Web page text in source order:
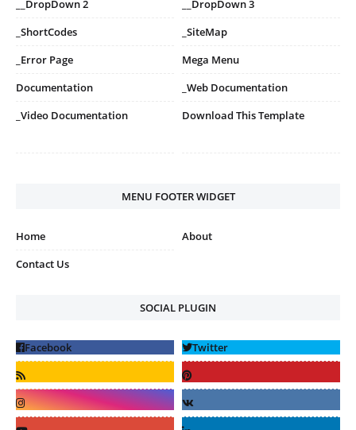
__DropDown 2
__DropDown 3
_ShortCodes
_SiteMap
_Error Page
Mega Menu
Documentation
_Web Documentation
_Video Documentation
Download This Template
MENU FOOTER WIDGET
Home
About
Contact Us
SOCIAL PLUGIN